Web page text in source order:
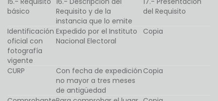
básico
Requisito y de la
instancia que lo emite
del Requisito
Identificación
oficial con
fotografía
vigente
Expedido por el Instituto
Nacional Electoral
Copia
CURP
Con fecha de expedición
no mayor a tres meses
de antigüedad
Copia